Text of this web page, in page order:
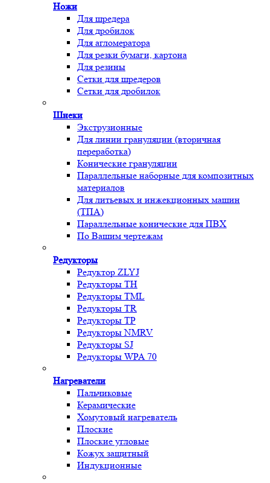
Ножи
Для шредера
Для дробилок
Для агломератора
Для резки бумаги, картона
Для резины
Сетки для шредеров
Сетки для дробилок
Шнеки
Экструзионные
Для линии грануляции (вторичная
переработка)
Конические грануляции
Параллельные наборные для композитных
материалов
Для литьевых и инжекционных машин
(ТПА)
Параллельные конические для ПВХ
По Вашим чертежам
Редукторы
Редуктор ZLYJ
Редукторы TH
Редукторы TML
Редукторы TR
Редукторы TP
Редукторы NMRV
Редукторы SJ
Редукторы WPA 70
Нагреватели
Пальчиковые
Керамические
Хомутовый нагреватель
Плоские
Плоские угловые
Кожух защитный
Индукционные